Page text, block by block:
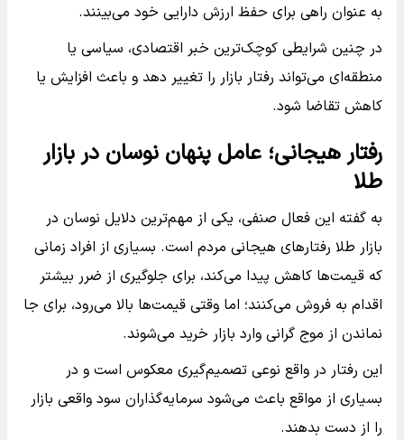
به عنوان راهی برای حفظ ارزش دارایی خود می‌بینند.
در چنین شرایطی کوچک‌ترین خبر اقتصادی، سیاسی یا
منطقه‌ای می‌تواند رفتار بازار را تغییر دهد و باعث افزایش یا
کاهش تقاضا شود.
رفتار هیجانی؛ عامل پنهان نوسان در بازار
طلا
به گفته این فعال صنفی، یکی از مهم‌ترین دلایل نوسان در
بازار طلا رفتارهای هیجانی مردم است. بسیاری از افراد زمانی
که قیمت‌ها کاهش پیدا می‌کند، برای جلوگیری از ضرر بیشتر
اقدام به فروش می‌کنند؛ اما وقتی قیمت‌ها بالا می‌رود، برای جا
نماندن از موج گرانی وارد بازار خرید می‌شوند.
این رفتار در واقع نوعی تصمیم‌گیری معکوس است و در
بسیاری از مواقع باعث می‌شود سرمایه‌گذاران سود واقعی بازار
را از دست بدهند.